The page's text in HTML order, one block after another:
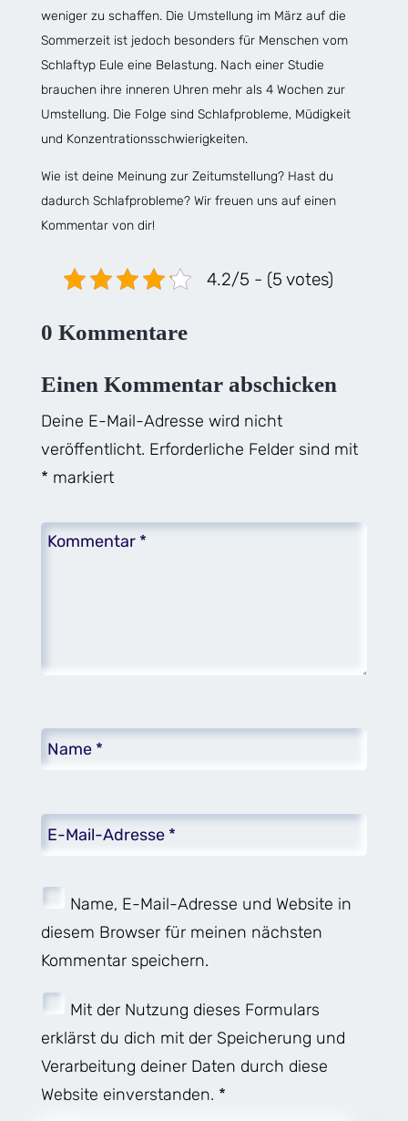
weniger zu schaffen. Die Umstellung im März auf die
Sommerzeit ist jedoch besonders für Menschen vom
Schlaftyp Eule eine Belastung. Nach einer Studie
brauchen ihre inneren Uhren mehr als 4 Wochen zur
Umstellung. Die Folge sind Schlafprobleme, Müdigkeit
und Konzentrationsschwierigkeiten.
Wie ist deine Meinung zur Zeitumstellung? Hast du
dadurch Schlafprobleme? Wir freuen uns auf einen
Kommentar von dir!
4.2/5 - (5 votes)
0 Kommentare
Einen Kommentar abschicken
Deine E-Mail-Adresse wird nicht
veröffentlicht. Erforderliche Felder sind mit
* markiert
Name, E-Mail-Adresse und Website in
diesem Browser für meinen nächsten
Kommentar speichern.
Mit der Nutzung dieses Formulars
erklärst du dich mit der Speicherung und
Verarbeitung deiner Daten durch diese
Website einverstanden. *